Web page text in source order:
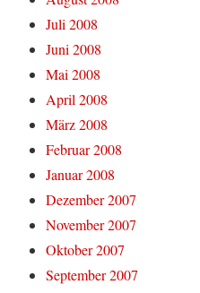
Juli 2008
Juni 2008
Mai 2008
April 2008
März 2008
Februar 2008
Januar 2008
Dezember 2007
November 2007
Oktober 2007
September 2007